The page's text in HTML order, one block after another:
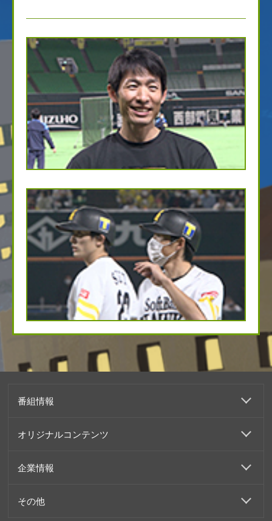
番組情報
オリジナルコンテンツ
企業情報
その他